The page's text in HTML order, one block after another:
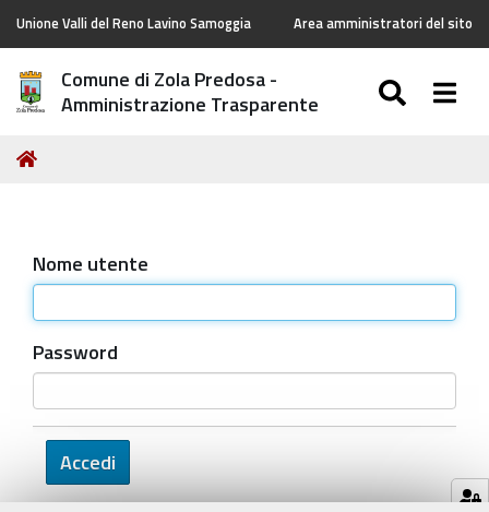
Unione Valli del Reno Lavino Samoggia Area amministratori del sito
Comune di Zola Predosa -
Amministrazione Trasparente
Tu
Nome utente
Password